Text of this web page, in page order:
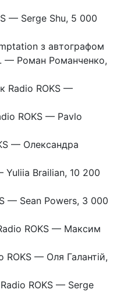
— Serge Shu, 5 000
з автографом
— Роман Романченко,
Radio ROKS —
ROKS — Pavlo
— Олександра
Brailian, 10 200
— Sean Powers, 3 000
ROKS — Максим
— Оля Галантій,
ROKS — Serge